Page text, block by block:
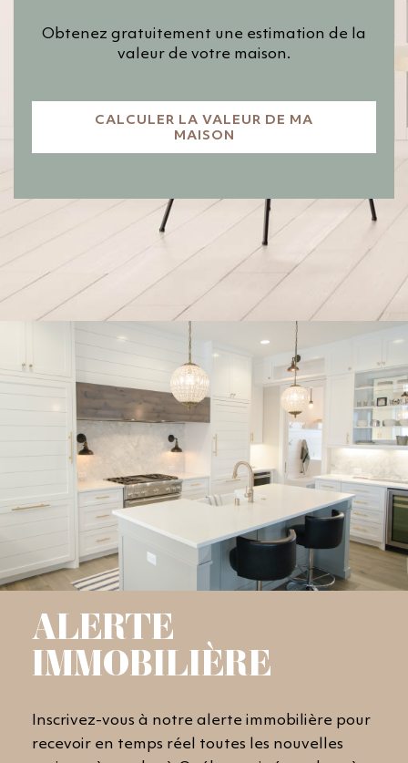
Obtenez gratuitement une estimation de la
valeur de votre maison.
CALCULER LA VALEUR DE MA
MAISON
ALERTE
IMMOBILIÈRE
Inscrivez-vous à notre alerte immobilière pour
recevoir en temps réel toutes les nouvelles